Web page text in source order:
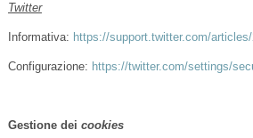
Twitter
Informativa: https://support.twitter.com/
Configurazione: https://twitter.com/settings/
Gestione dei cookies